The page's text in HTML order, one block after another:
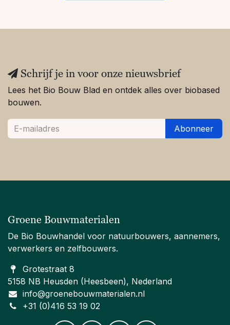
Schrijf je in voor onze nieuwsbrief
Lees het Bio Bouw Blad en ontdek alles over biobased
bouwen.
Abonneer
Groene Bouwmaterialen
De Bio Bouwhandel voor natuurbouwers, aannemers,
verwerkers en zelfbouwers.
Grotestraat 8
5158 NB Heusden (Heesbeen), Nederland
info@groenebouwmaterialen.nl
+31 (0)416 53 19 02